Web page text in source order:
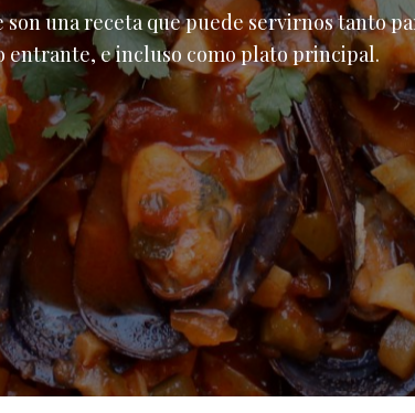
una receta que puede servirnos tanto
entrante, e incluso como plato principal.